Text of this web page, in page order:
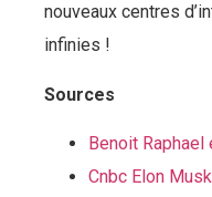
nouveaux centres
infinies !
Sources
Benoit
Cnbc Elon